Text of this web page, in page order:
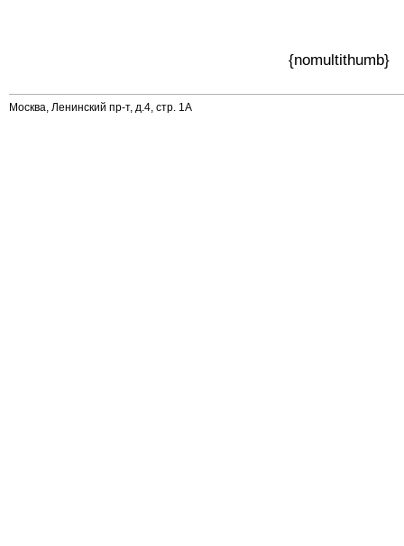
{nomultithumb}
Москва, Ленинский пр-т, д.4, стр. 1А